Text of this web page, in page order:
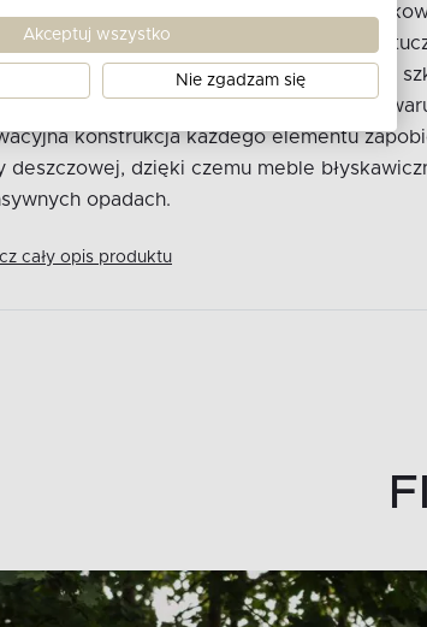
łączy minimalistyczną estetykę z
z wysokogatunkowego tworzywa
polipropylenu wzbogaconej włóknem
trwałość i odporność na zmienne
konstrukcja każdego elementu
deszczowej, dzięki czemu meble
opadach.
cały opis produktu
Akceptuj wszystko
Nie zgadzam się